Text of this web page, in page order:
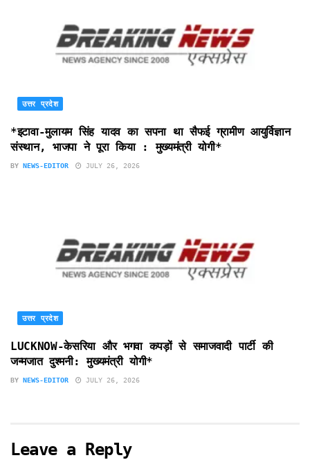
उत्तर प्रदेश
*इटावा-मुलायम सिंह यादव का सपना था सैफई ग्रामीण आयुर्विज्ञान
संस्थान, भाजपा ने पूरा किया : मुख्यमंत्री योगी*
BY NEWS-EDITOR JULY 26, 2026
उत्तर प्रदेश
LUCKNOW-केसरिया और भगवा कपड़ों से समाजवादी पार्टी की
जन्मजात दुश्मनी: मुख्यमंत्री योगी*
BY NEWS-EDITOR JULY 26, 2026
Leave a Reply